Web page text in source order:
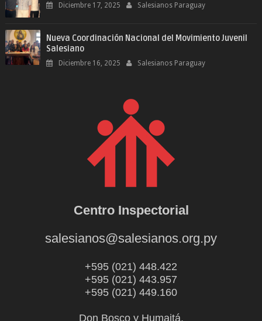
Diciembre 17, 2025 Salesianos Paraguay
Nueva Coordinación Nacional del Movimiento Juvenil
Salesiano
Diciembre 16, 2025 Salesianos Paraguay
Centro Inspectorial
salesianos@salesianos.org.py
+595 (021) 448.422
+595 (021) 443.957
+595 (021) 449.160
Don Bosco y Humaitá.